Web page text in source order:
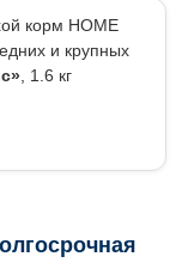
корм HOME
и крупных
, 1.6 кг